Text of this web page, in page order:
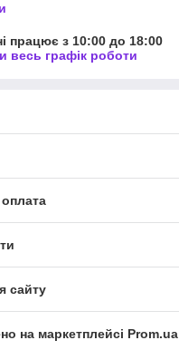
працює з 10:00 до 18:00
весь графік роботи
сайту
на маркетплейсі Prom.ua